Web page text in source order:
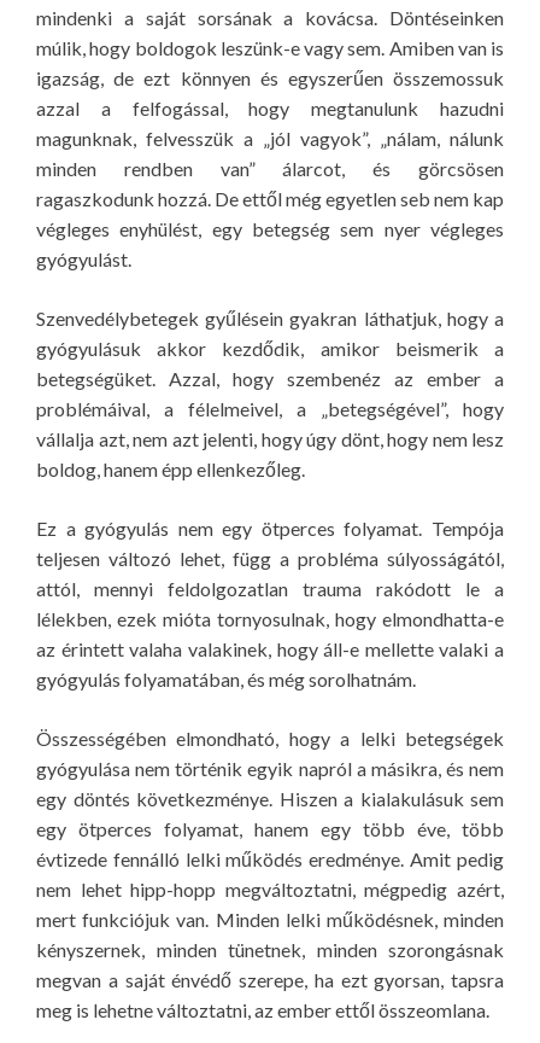
mindenki a saját sorsának a kovácsa. Döntéseinken
múlik, hogy boldogok leszünk-e vagy sem. Amiben van is
igazság, de ezt könnyen és egyszerűen összemossuk
azzal a felfogással, hogy megtanulunk hazudni
magunknak, felvesszük a „jól vagyok”, „nálam, nálunk
minden rendben van” álarcot, és görcsösen
ragaszkodunk hozzá. De ettől még egyetlen seb nem kap
végleges enyhülést, egy betegség sem nyer végleges
gyógyulást.
Szenvedélybetegek gyűlésein gyakran láthatjuk, hogy a
gyógyulásuk akkor kezdődik, amikor beismerik a
betegségüket. Azzal, hogy szembenéz az ember a
problémáival, a félelmeivel, a „betegségével”, hogy
vállalja azt, nem azt jelenti, hogy úgy dönt, hogy nem lesz
boldog, hanem épp ellenkezőleg.
Ez a gyógyulás nem egy ötperces folyamat. Tempója
teljesen változó lehet, függ a probléma súlyosságától,
attól, mennyi feldolgozatlan trauma rakódott le a
lélekben, ezek mióta tornyosulnak, hogy elmondhatta-e
az érintett valaha valakinek, hogy áll-e mellette valaki a
gyógyulás folyamatában, és még sorolhatnám.
Összességében elmondható, hogy a lelki betegségek
gyógyulása nem történik egyik napról a másikra, és nem
egy döntés következménye. Hiszen a kialakulásuk sem
egy ötperces folyamat, hanem egy több éve, több
évtizede fennálló lelki működés eredménye. Amit pedig
nem lehet hipp-hopp megváltoztatni, mégpedig azért,
mert funkciójuk van. Minden lelki működésnek, minden
kényszernek, minden tünetnek, minden szorongásnak
megvan a saját énvédő szerepe, ha ezt gyorsan, tapsra
meg is lehetne változtatni, az ember ettől összeomlana.